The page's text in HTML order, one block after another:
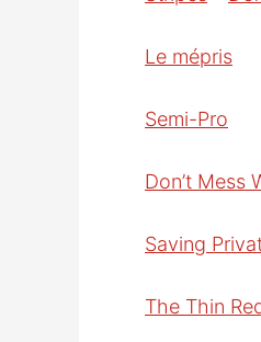
Le mépris
Semi-Pro
Don’t Mess
Saving
The Thin